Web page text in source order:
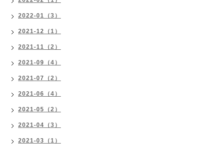
2022-01（3）
2021-12（1）
2021-11（2）
2021-09（4）
2021-07（2）
2021-06（4）
2021-05（2）
2021-04（3）
2021-03（1）